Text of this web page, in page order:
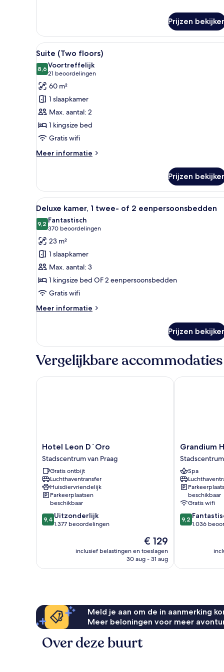
Prijzen
Alle
foto's
voor
Suite
(Two
floors)
laden
Een moderne slaapkamer
11
Suite (Two floors)
8,68,6 van 10
Voortreffelijk
21 beoordelingen
(21
beoordelingen)
60 m²
1 slaapkamer
Max. aantal: 2
1 kingsize bed
Gratis wifi
Meer informatie
Meer
(Two
floors)
Prijzen
Alle
foto's
voor
Deluxe
kamer,
twee-
of
2
eenpersoonsbedden
Een hotelkamer met een
16
Deluxe kamer, 1 twee- of 2 eenpersoonsbedden
9,29,2 van 10
Fantastisch
370 beoordelingen
(370
beoordelingen)
23 m²
1 slaapkamer
Max. aantal: 3
1 kingsize bed OF 2 eenpersoonsbedden
Gratis wifi
Meer informatie
Meer
kamer,
twee-
2
Prijzen
Vergelijkbare accommodaties
Hotel
Leon
D
´Oro
Stadscentrum
van
Praag
Hotel Leon D´Oro
Stadscentrum van Praag
Gratis ontbijt
Luchthaventransfer
Huisdiervriendelijk
Parkeerplaatsen
beschikbaar
9.4
van
9,4 Uitzonderlijk
1.377 beoordelingen
De
prijs
is
€ 129
inclusief belastingen en toeslagen
30 aug - 31 aug
Hotel Leon D´Oro
Grandium
Hotel
Prague
Stadscentrum
van
Praag
Grandium
Spa
beschikbaar
Gratis wifi
9.2
van
9,2
1.036
Grandium
Meld je aan om de in aanmerking
Meer beloningen voor meer
Over deze buurt